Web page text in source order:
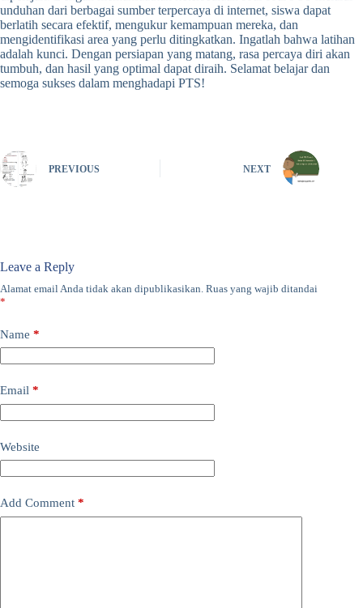
unduhan dari berbagai sumber terpercaya di internet, siswa dapat
berlatih secara efektif, mengukur kemampuan mereka, dan
mengidentifikasi area yang perlu ditingkatkan. Ingatlah bahwa latihan
adalah kunci. Dengan persiapan yang matang, rasa percaya diri akan
tumbuh, dan hasil yang optimal dapat diraih. Selamat belajar dan
semoga sukses dalam menghadapi PTS!
PREVIOUS NEXT
Leave a Reply
Alamat email Anda tidak akan dipublikasikan. Ruas yang wajib ditandai
*
Name *
Email *
Website
Add Comment *